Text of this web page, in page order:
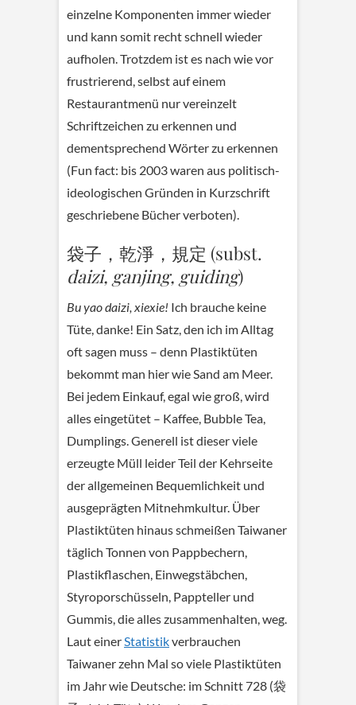
einzelne Komponenten immer wieder
und kann somit recht schnell wieder
aufholen. Trotzdem ist es nach wie vor
frustrierend, selbst auf einem
Restaurantmenü nur vereinzelt
Schriftzeichen zu erkennen und
dementsprechend Wörter zu erkennen
(Fun fact: bis 2003 waren aus politisch-
ideologischen Gründen in Kurzschrift
geschriebene Bücher verboten).
袋子，乾淨，規定 (subst.
daizi, ganjing, guiding)
Bu yao daizi, xiexie! Ich brauche keine
Tüte, danke! Ein Satz, den ich im Alltag
oft sagen muss – denn Plastiktüten
bekommt man hier wie Sand am Meer.
Bei jedem Einkauf, egal wie groß, wird
alles eingetütet – Kaffee, Bubble Tea,
Dumplings. Generell ist dieser viele
erzeugte Müll leider Teil der Kehrseite
der allgemeinen Bequemlichkeit und
ausgeprägten Mitnehmkultur. Über
Plastiktüten hinaus schmeißen Taiwaner
täglich Tonnen von Pappbechern,
Plastikflaschen, Einwegstäbchen,
Styroporschüsseln, Pappteller und
Gummis, die alles zusammenhalten, weg.
Laut einer Statistikverbrauchen
Taiwaner zehn Mal so viele Plastiktüten
im Jahr wie Deutsche: im Schnitt 728 (袋